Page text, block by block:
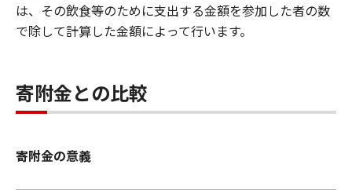
は、その飲食等のために支出する金額を参加した者の数
で除して計算した金額によって行います。
寄附金との比較
寄附金の意義